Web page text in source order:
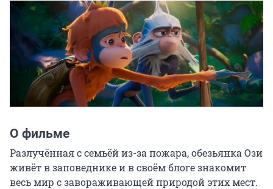
О фильме
Разлучённая с семьёй из-за пожара, обезьянка Ози
живёт в заповеднике и в своём блоге знакомит
весь мир с завораживающей природой этих мест.